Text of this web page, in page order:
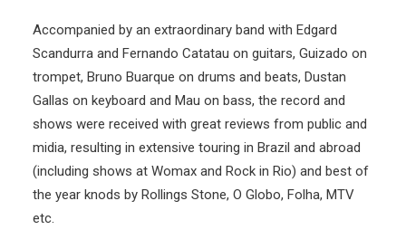
Accompanied by an extraordinary band with Edgard
Scandurra and Fernando Catatau on guitars, Guizado on
trompet, Bruno Buarque on drums and beats, Dustan
Gallas on keyboard and Mau on bass, the record and
shows were received with great reviews from public and
midia, resulting in extensive touring in Brazil and abroad
(including shows at Womax and Rock in Rio) and best of
the year knods by Rollings Stone, O Globo, Folha, MTV
etc.